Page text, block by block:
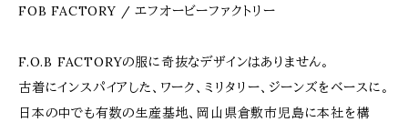
FOB FACTORY / エフオービーファクトリー
F.O.B FACTORYの服に奇抜なデザインはありません。
古着にインスパイアした、ワーク、ミリタリー、ジーンズをベースに。
日本の中でも有数の生産基地、岡山県倉敷市児島に本社を構